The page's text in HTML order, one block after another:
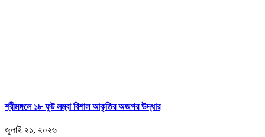
শ্রীমঙ্গলে ১৮ ফুট লম্বা বিশাল আকৃতির অজগর উদ্ধার
জুলাই ২১, ২০২৬